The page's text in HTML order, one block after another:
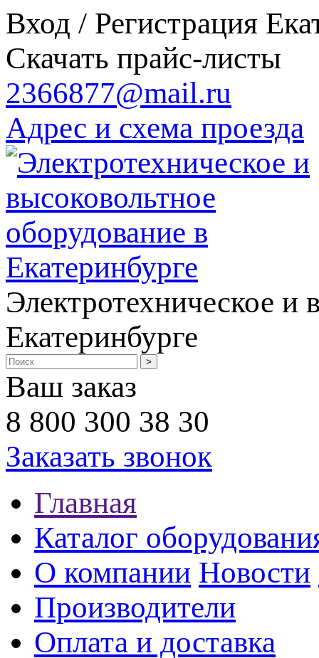
Вход / Регистрация
Скачать прайс-листы
2366877@mail.ru
Адрес и схема проезда
Электротехническое и
Екатеринбурге
Ваш заказ
8 800 300 38 30
Заказать звонок
Главная
Каталог
О компании Новости
Производители
Оплата и доставка